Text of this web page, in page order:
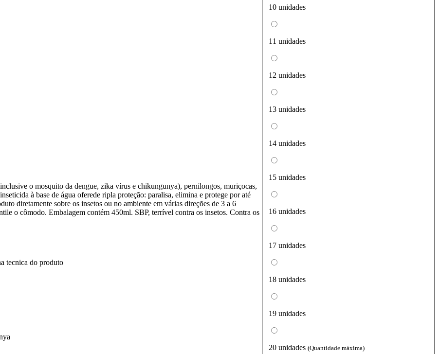
10 unidades
11 unidades
12 unidades
13 unidades
14 unidades
15 unidades
16 unidades
17 unidades
18 unidades
19 unidades
20 unidades (Quantidade máxima)
o mosquito da dengue, zika vírus e chikungunya), pernilongos, muriçocas,
à base de água oferede ripla proteção: paralisa, elimina e protege por até
diretamente sobre os insetos ou no ambiente em várias direções de 3 a 6
o cômodo. Embalagem contém 450ml. SBP, terrível contra os insetos. Contra os
tecnica do produto